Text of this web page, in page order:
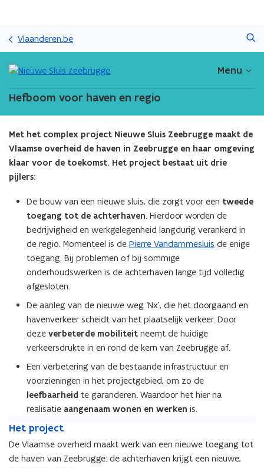
gaan
Vlaanderen.be
Menu
Hefboom voor haven en regio
Met het complex project Nieuwe Sluis Zeebrugge maakt de
Vlaamse overheid de haven in Zeebrugge en haar omgeving
klaar voor de toekomst. Het project bestaat uit drie
pijlers:​
De bouw van een nieuwe sluis, die zorgt voor een tweede
toegang tot de achterhaven. Hierdoor worden de
bedrijvigheid en werkgelegenheid langdurig verankerd in
de regio.​ Momenteel is de Pierre Vandammesluis de enige
toegang. Bij problemen of bij sommige
onderhoudswerken is de achterhaven lange tijd volledig
afgesloten.
De aanleg van de nieuwe weg ‘Nx’, die het doorgaand en
havenverkeer scheidt van het plaatselijk verkeer. Door
deze verbeterde mobiliteit neemt de huidige
verkeersdrukte in en rond de kern van Zeebrugge af.​
Een verbetering van de bestaande infrastructuur en
voorzieningen in het projectgebied, om zo de
leefbaarheid te garanderen. Waardoor het hier na
realisatie aangenaam wonen en werken is.
e
t
p
Het project
H
e
t
p
De Vlaamse overheid maakt werk van een nieuwe toegang tot
de haven van Zeebrugge: de achterhaven krijgt een nieuwe,